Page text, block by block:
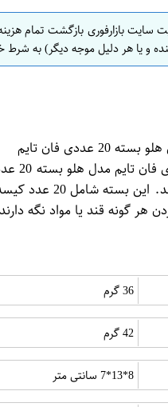
سایت بازارفوری بازگشت تمام
و یا هر دلیل موجه دیگر) به شرط
فان تایم
خاصی به
هر گونه قند یا مواد نگه
36 گرم
42 گرم
8*13*7 سانتی متر